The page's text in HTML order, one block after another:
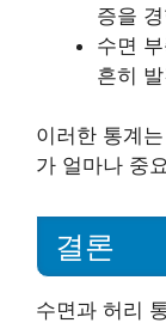
증을
수면
흔히
이러한 통계
가 얼마나 중
결론
수면과 허리